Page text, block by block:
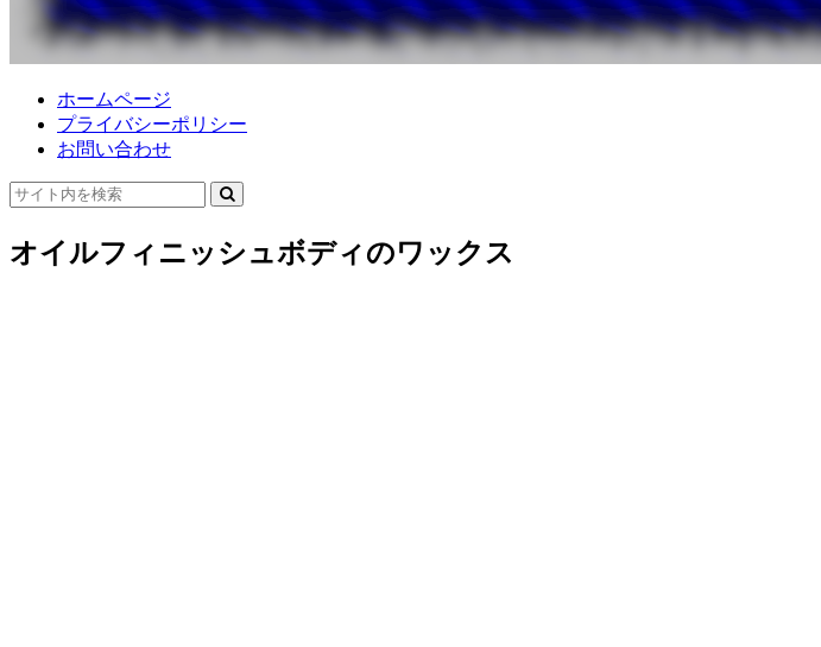
ホームページ
プライバシーポリシー
お問い合わせ
オイルフィニッシュボディのワックス